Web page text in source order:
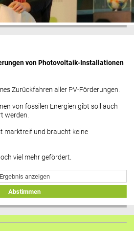
von Photovoltaik-Installationen
Zurückfahren aller PV-Förderungen.
von fossilen Energien gibt soll auch
werden.
marktreif und braucht keine
viel mehr gefördert.
Ergebnis anzeigen
Abstimmen